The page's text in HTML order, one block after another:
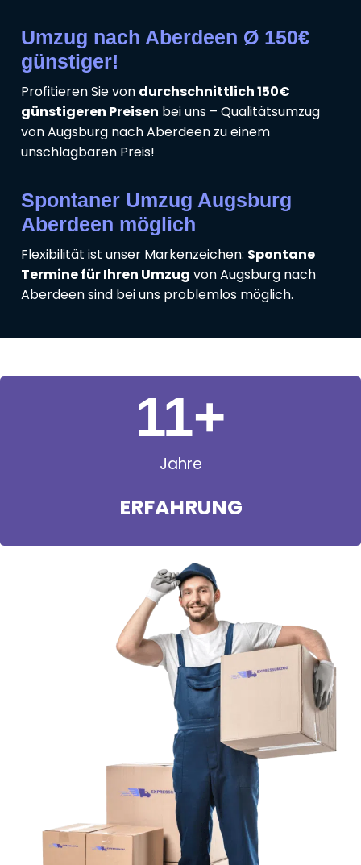
Umzug nach Aberdeen Ø 150€
günstiger!
Profitieren Sie von durchschnittlich 150€
günstigeren Preisen bei uns – Qualitätsumzug
von Augsburg nach Aberdeen zu einem
unschlagbaren Preis!
Spontaner Umzug Augsburg
Aberdeen möglich
Flexibilität ist unser Markenzeichen: Spontane
Termine für Ihren Umzug von Augsburg nach
Aberdeen sind bei uns problemlos möglich.
Jahre
ERFAHRUNG
11+